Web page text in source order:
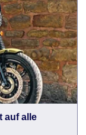
auf alle